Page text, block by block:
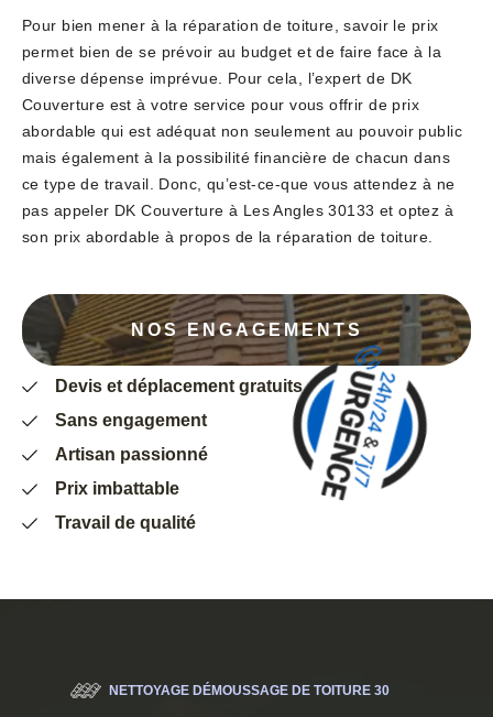
Pour bien mener à la réparation de toiture, savoir le prix
permet bien de se prévoir au budget et de faire face à la
diverse dépense imprévue. Pour cela, l’expert de DK
Couverture est à votre service pour vous offrir de prix
abordable qui est adéquat non seulement au pouvoir public
mais également à la possibilité financière de chacun dans
ce type de travail. Donc, qu’est-ce-que vous attendez à ne
pas appeler DK Couverture à Les Angles 30133 et optez à
son prix abordable à propos de la réparation de toiture.
NOS ENGAGEMENTS
Devis et déplacement gratuits
Sans engagement
Artisan passionné
Prix imbattable
Travail de qualité
NETTOYAGE DÉMOUSSAGE DE TOITURE 30